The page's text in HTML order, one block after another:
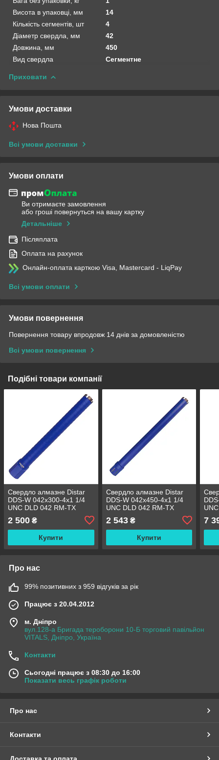
Висота в упаковці, мм
14
Кількість сегментів, шт
4
Діаметр свердла, мм
42
Довжина, мм
450
Вид свердла
Сегментне
Приховати
Умови доставки
Нова Пошта
Всі умови доставки
Умови оплати
Ви отримаєте замовлення
або гроші повернуться на вашу картку
Детальніше
Післяплата
Оплата на рахунок
Онлайн-оплата карткою Visa, Mastercard - LiqPay
Всі умови оплати
Умови повернення
Повернення товару впродовж 14 днів за домовленістю
Всі умови повернення
Подібні товари компанії
Свердло алмазне Distar
DDS-W 042x300-4x1 1/4
UNC DLD 042 RM-TX
2 500 ₴
Купити
Свердло алмазне Distar
DDS-W 042x450-4x1 1/4
UNC DLD 042 RM-TX
2 543₴
Купити
7
Про нас
99% позитивних з 959 відгуків за рік
Працює з 20.04.2012
м. Дніпро
вул.128-а Бригада тероборони 10-Б торговий павільйон
VITALS, Дніпро, Україна
Контакти
Сьогодні працює з 08:30 до 16:00
Показати весь графік роботи
Про нас
Контакти
Доставка та оплата